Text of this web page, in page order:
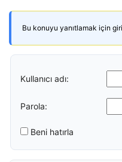
Bu konuyu yanıtlamak için
Kullanıcı adı:
Parola:
Beni hatırla